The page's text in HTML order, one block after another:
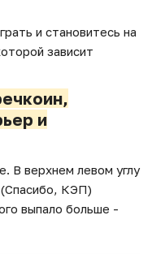
и становитесь на
зависит
и
В верхнем левом углу
КЭП)
выпало больше -